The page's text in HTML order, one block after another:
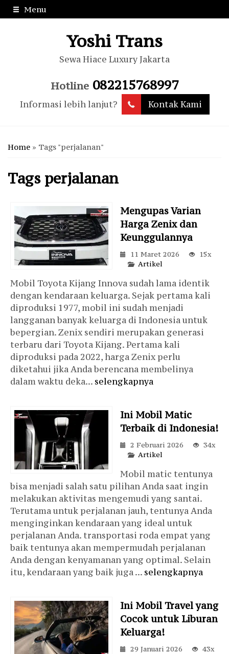
Menu
Yoshi Trans
Sewa Hiace Luxury Jakarta
Hotline 082215768997
Informasi lebih lanjut? Kontak Kami
Home » Tags "perjalanan"
Tags perjalanan
Mengupas Varian
Harga Zenix dan
Keunggulannya
11 Maret 2026
15x
Artikel
Mobil Toyota Kijang Innova sudah lama identik
dengan kendaraan keluarga. Sejak pertama kali
diproduksi 1977, mobil ini sudah menjadi
langganan banyak keluarga di Indonesia untuk
bepergian. Zenix sendiri merupakan generasi
terbaru dari Toyota Kijang. Pertama kali
diproduksi pada 2022, harga Zenix perlu
diketahui jika Anda berencana membelinya
dalam waktu deka... selengkapnya
Ini Mobil Matic
Terbaik di Indonesia!
2 Februari 2026
34x
Artikel
Mobil matic tentunya
bisa menjadi salah satu pilihan Anda saat ingin
melakukan aktivitas mengemudi yang santai.
Terutama untuk perjalanan jauh, tentunya Anda
menginginkan kendaraan yang ideal untuk
perjalanan Anda. transportasi roda empat yang
baik tentunya akan mempermudah perjalanan
Anda dengan kenyamanan yang optimal. Selain
itu, kendaraan yang baik juga ... selengkapnya
Ini Mobil Travel yang
Cocok untuk Liburan
Keluarga!
29 Januari 2026
43x